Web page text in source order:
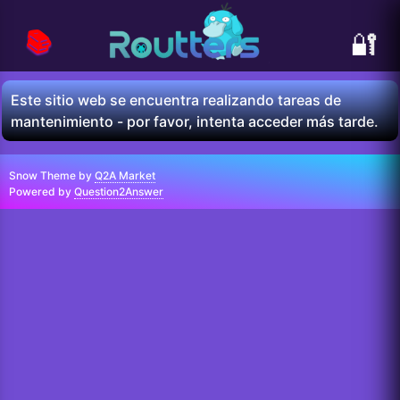
🔐
📚
Este sitio web se encuentra realizando tareas de
mantenimiento - por favor, intenta acceder más tarde.
Snow Theme by Q2A Market
Powered by Question2Answer